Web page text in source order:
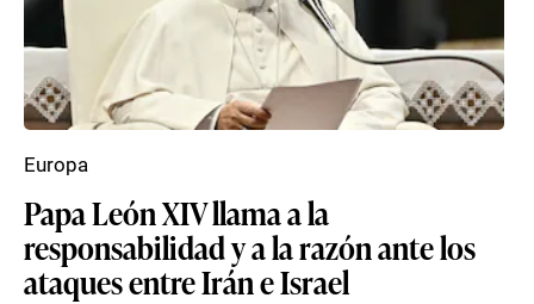
Papa León XIV llama a la
responsabilidad y a la razón ante los
ataques entre Irán e Israel
Europa